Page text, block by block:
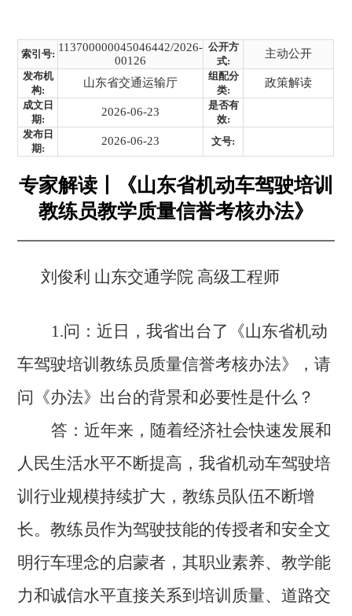
索引号:
113700000045046442/2026-
00126
公开方
式:
主动公开
发布机
构:
山东省交通运输厅
组配分
类:
政策解读
成文日
期:
2026-06-23
是否有
效:
发布日
期:
2026-06-23 文号:
专家解读丨《山东省机动车驾驶培训
教练员教学质量信誉考核办法》
刘俊利 山东交通学院 高级工程师
1.问：近日，我省出台了《山东省机动
车驾驶培训教练员质量信誉考核办法》，请
问《办法》出台的背景和必要性是什么？
答：近年来，随着经济社会快速发展和
人民生活水平不断提高，我省机动车驾驶培
训行业规模持续扩大，教练员队伍不断增
长。教练员作为驾驶技能的传授者和安全文
明行车理念的启蒙者，其职业素养、教学能
力和诚信水平直接关系到培训质量、道路交